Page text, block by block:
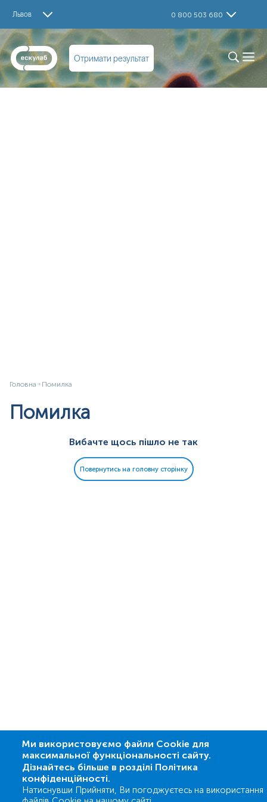
Львов 0 800 503 680
Отримати результат
Головна Помилка
Помилка
Вибачте щось пішло не так
Повернутись на головну сторінку
Ми використовуємо файли Cookie для
максимальної функціональності сайту.
Дізнайтесь більше в розділі Політика
конфіденційності.
Натиснувши Прийняти, Ви погоджуєтесь на використання